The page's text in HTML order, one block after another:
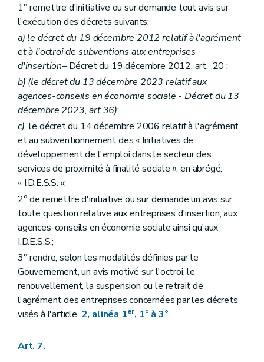
1° remettre d'initiative ou sur demande tout avis sur
l'exécution des décrets suivants:
a) le décret du 19 décembre 2012 relatif à l'agrément
et à l'octroi de subventions aux entreprises
d'insertion– Décret du 19 décembre 2012, art. 20 ;
b) (le décret du 13 décembre 2023 relatif aux
agences-conseils en économie sociale - Décret du 13
décembre 2023, art.36);
c) le décret du 14 décembre 2006 relatif à l'agrément
et au subventionnement des « Initiatives de
développement de l'emploi dans le secteur des
services de proximité à finalité sociale », en abrégé:
« I.D.E.S.S. »;
2° de remettre d'initiative ou sur demande un avis sur
toute question relative aux entreprises d'insertion, aux
agences-conseils en économie sociale ainsi qu'aux
I.D.E.S.S.;
3° rendre, selon les modalités définies par le
Gouvernement, un avis motivé sur l'octroi, le
renouvellement, la suspension ou le retrait de
l'agrément des entreprises concernées par les décrets
visés à l'article 2, alinéa 1er, 1° à 3°.
Art. 7.